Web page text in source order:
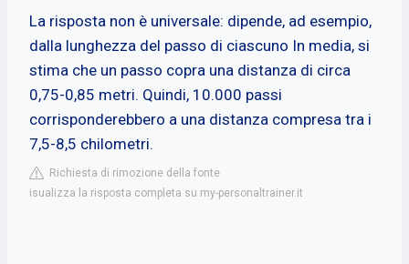
La risposta non è universale: dipende, ad esempio,
dalla lunghezza del passo di ciascuno In media, si
stima che un passo copra una distanza di circa
0,75-0,85 metri. Quindi, 10.000 passi
corrisponderebbero a una distanza compresa tra i
7,5-8,5 chilometri.
Richiesta di rimozione della fonte
isualizza la risposta completa su my-personaltrainer.it